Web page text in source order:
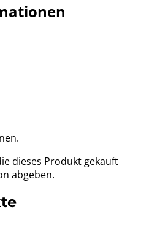
dieses Produkt gekauft
abgeben.